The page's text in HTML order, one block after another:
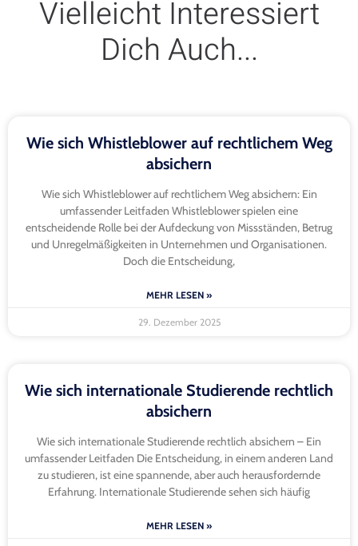
Vielleicht Interessiert
Dich Auch...
Wie sich Whistleblower auf rechtlichem Weg
absichern
Wie sich Whistleblower auf rechtlichem Weg absichern: Ein
umfassender Leitfaden Whistleblower spielen eine
entscheidende Rolle bei der Aufdeckung von Missständen, Betrug
und Unregelmäßigkeiten in Unternehmen und Organisationen.
Doch die Entscheidung,
MEHR LESEN »
29. Dezember 2025
Wie sich internationale Studierende rechtlich
absichern
Wie sich internationale Studierende rechtlich absichern – Ein
umfassender Leitfaden Die Entscheidung, in einem anderen Land
zu studieren, ist eine spannende, aber auch herausfordernde
Erfahrung. Internationale Studierende sehen sich häufig
MEHR LESEN »